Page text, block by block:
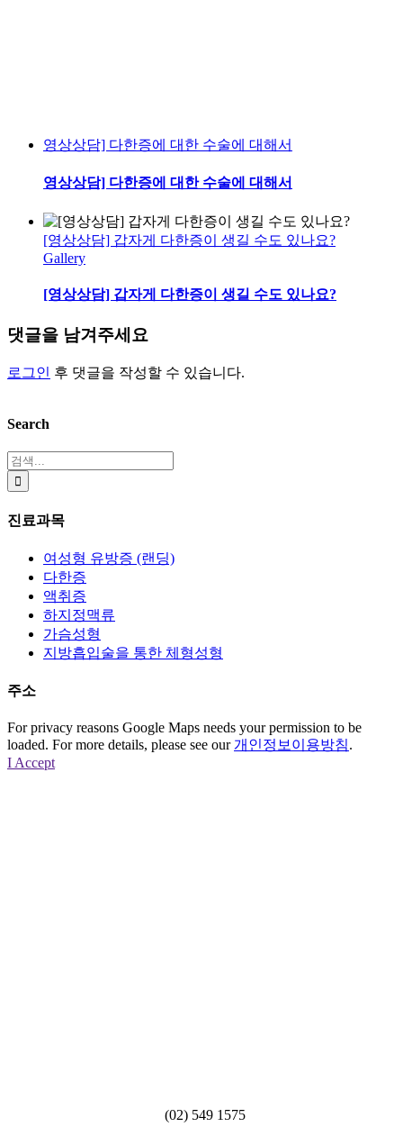
영상상담] 다한증에 대한 수술에 대해서
영상상담] 다한증에 대한 수술에 대해서
[영상상담] 갑자게 다한증이 생길 수도 있나요?
Gallery
[영상상담] 갑자게 다한증이 생길 수도 있나요?
댓글을 남겨주세요
로그인 후 댓글을 작성할 수 있습니다.
Search
검
색:
진료과목
여성형 유방증 (랜딩)
다한증
액취증
하지정맥류
가슴성형
지방흡입술을 통한 체형성형
주소
For privacy reasons Google Maps needs your permission to be
loaded. For more details, please see our개인정보이용방침.
I Accept
(02) 549 1575